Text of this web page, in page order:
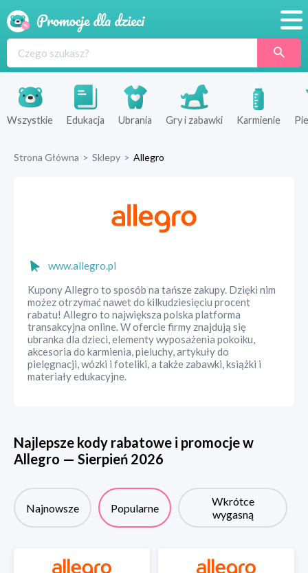
Produkty
Sklepy
Wszystkie Edukacja Ubrania Gry i zabawki Karmienie
Strona Główna > Sklepy > Allegro
www.allegro.pl
Kupony Allegro to sposób na tańsze zakupy. Dzięki nim
możez otrzymać nawet do kilkudziesięciu procent
rabatu! Allegro to największa polska platforma
transakcyjna online. W ofercie firmy znajdują się
ubranka dla dzieci, elementy wyposażenia pokoiku,
akcesoria do karmienia, pieluchy, artykuły do
pielęgnacji, wózki i foteliki, a także zabawki, książki i
materiały edukacyjne.
Najlepsze kody rabatowe i promocje w
Allegro — Sierpień 2026
Najnowsze Popularne
Wkrótce
wygasną